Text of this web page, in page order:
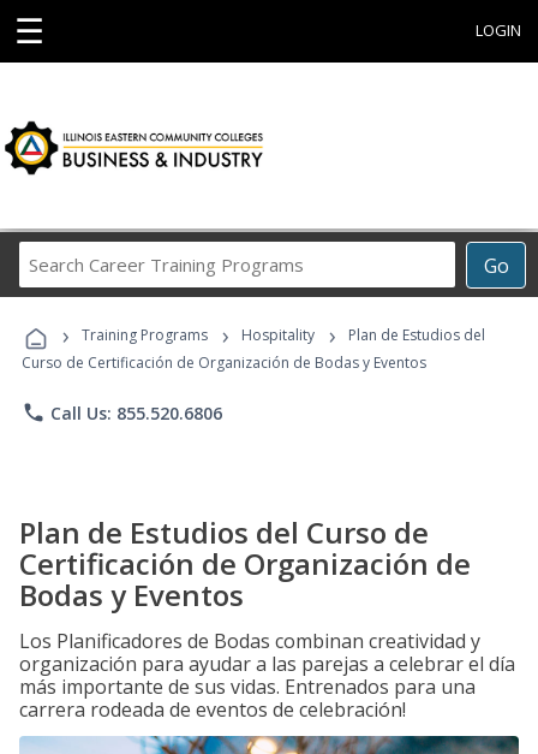
☰ LOGIN
Go
Career
Programs
› Training Programs › Hospitality ›
Plan de Estudios del
Curso de Certificación de Organización de Bodas y Eventos
phone Call Us: 855.520.6806
Plan de Estudios del Curso de
Certificación de Organización de
Bodas y Eventos
Los Planificadores de Bodas combinan creatividad y
organización para ayudar a las parejas a celebrar el día
más importante de sus vidas. Entrenados para una
carrera rodeada de eventos de celebración!